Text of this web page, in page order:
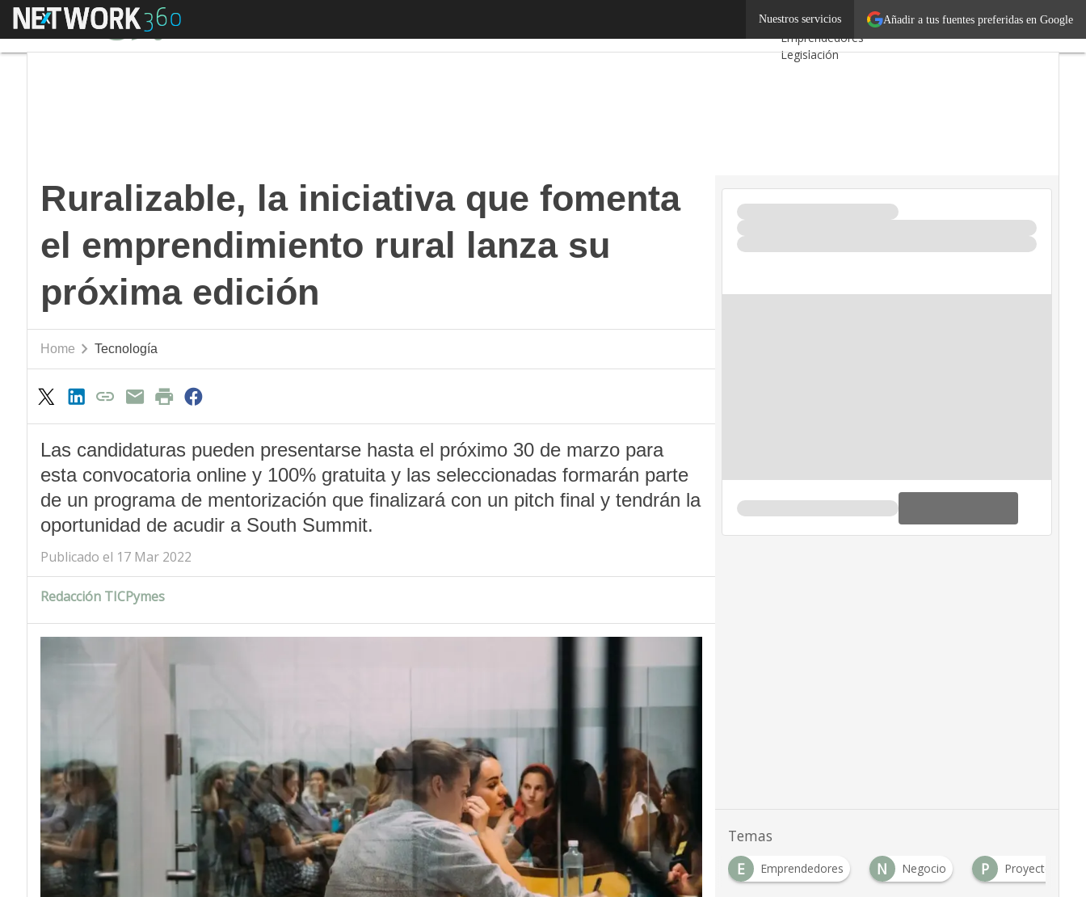
Añadir a tus fuentes preferidas en Google
Nuestros servicios
Menú Ruralizable, la iniciativa que fomenta el emprendimiento rural lanza su próxima ediciónAutónomos
Emprendedores
Legislación
Ruralizable, la iniciativa que fomenta
el emprendimiento rural lanza su
próxima edición
Home Tecnología
Las candidaturas pueden presentarse hasta el próximo 30 de marzo para
esta convocatoria online y 100% gratuita y las seleccionadas formarán parte
de un programa de mentorización que finalizará con un pitch final y tendrán la
oportunidad de acudir a South Summit.
Publicado el 17 Mar 2022
Redacción TICPymes
Temas
C
Consumo E Emprendedores N Negocio P Proyectos